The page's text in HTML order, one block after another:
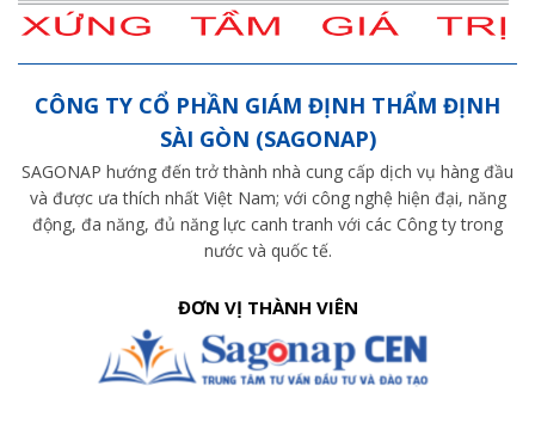
CÔNG TY CỔ PHẦN GIÁM ĐỊNH THẨM ĐỊNH
SÀI GÒN (SAGONAP)
SAGONAP hướng đến trở thành nhà cung cấp dịch vụ hàng đầu
và được ưa thích nhất Việt Nam; với công nghệ hiện đại, năng
động, đa năng, đủ năng lực canh tranh với các Công ty trong
nước và quốc tế.
ĐƠN VỊ THÀNH VIÊN